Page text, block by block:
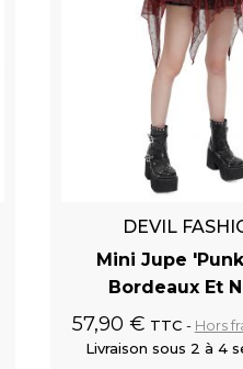
DEVIL
Mini Jupe
Bordeaux Et
57,90 € TTC
Hors
Livraison sous 2 à 4